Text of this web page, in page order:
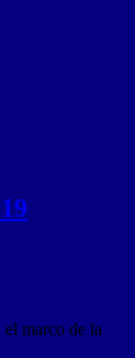
marco de la